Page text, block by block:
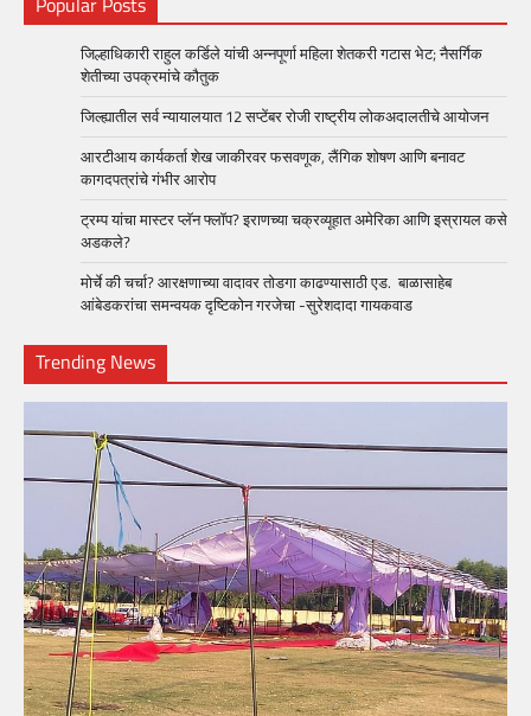
जिल्हाधिकारी राहुल कर्डिले यांची अन्नपूर्णा महिला शेतकरी गटास भेट; नैसर्गिक
शेतीच्या उपक्रमांचे कौतुक
जिल्ह्यातील सर्व न्यायालयात 12 सप्टेंबर रोजी राष्ट्रीय लोकअदालतीचे आयोजन
आरटीआय कार्यकर्ता शेख जाकीरवर फसवणूक, लैंगिक शोषण आणि बनावट
कागदपत्रांचे गंभीर आरोप
ट्रम्प यांचा मास्टर प्लॅन फ्लॉप? इराणच्या चक्रव्यूहात अमेरिका आणि इस्रायल कसे
अडकले?
मोर्चे की चर्चा? आरक्षणाच्या वादावर तोडगा काढण्यासाठी एड. बाळासाहेब
आंबेडकरांचा समन्वयक दृष्टिकोन गरजेचा -सुरेशदादा गायकवाड
Trending News